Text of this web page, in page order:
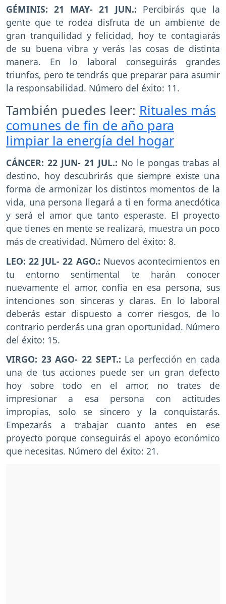
GÉMINIS: 21 MAY- 21 JUN.: Percibirás que la
gente que te rodea disfruta de un ambiente de
gran tranquilidad y felicidad, hoy te contagiarás
de su buena vibra y verás las cosas de distinta
manera. En lo laboral conseguirás grandes
triunfos, pero te tendrás que preparar para asumir
la responsabilidad. Número del éxito: 11.
También puedes leer: Rituales más
comunes de fin de año para
limpiar la energía del hogar
CÁNCER: 22 JUN- 21 JUL.: No le pongas trabas al
destino, hoy descubrirás que siempre existe una
forma de armonizar los distintos momentos de la
vida, una persona llegará a ti en forma anecdótica
y será el amor que tanto esperaste. El proyecto
que tienes en mente se realizará, muestra un poco
más de creatividad. Número del éxito: 8.
LEO: 22 JUL- 22 AGO.: Nuevos acontecimientos en
tu entorno sentimental te harán conocer
nuevamente el amor, confía en esa persona, sus
intenciones son sinceras y claras. En lo laboral
deberás estar dispuesto a correr riesgos, de lo
contrario perderás una gran oportunidad. Número
del éxito: 15.
VIRGO: 23 AGO- 22 SEPT.: La perfección en cada
una de tus acciones puede ser un gran defecto
hoy sobre todo en el amor, no trates de
impresionar a esa persona con actitudes
impropias, solo se sincero y la conquistarás.
Empezarás a trabajar cuanto antes en ese
proyecto porque conseguirás el apoyo económico
que necesitas. Número del éxito: 21.